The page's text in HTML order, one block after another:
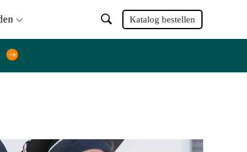
Katalog bestellen